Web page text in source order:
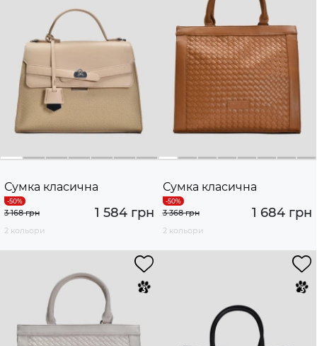
Сумка класична
1 584 грн
3 168 грн
2 кольори
Сумка класична
1 684 грн
3 368 грн
2 кольори